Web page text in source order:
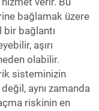
bağlamak üzere
bir bağlantı
aşırı
olabilir.
sisteminizin
aynı zamanda
riskinin en